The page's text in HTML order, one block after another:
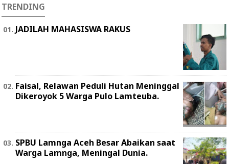
TRENDING
JADILAH MAHASISWA RAKUS
Faisal, Relawan Peduli Hutan Meninggal
Dikeroyok 5 Warga Pulo Lamteuba.
SPBU Lamnga Aceh Besar Abaikan saat
Warga Lamnga, Meningal Dunia.